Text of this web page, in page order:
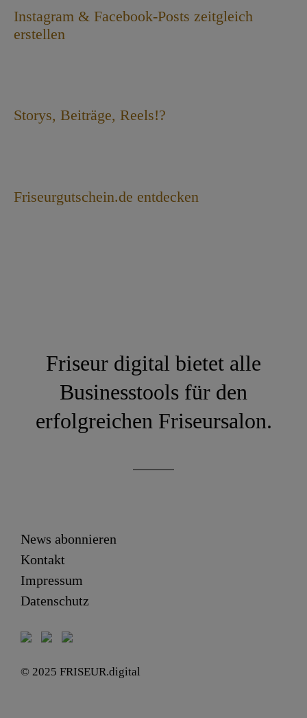
Instagram & Facebook-Posts zeitgleich
erstellen
Storys, Beiträge, Reels!?
Friseurgutschein.de entdecken
Friseur digital bietet alle
Businesstools für den
erfolgreichen Friseursalon.
News abonnieren
Kontakt
Impressum
Datenschutz
© 2025 FRISEUR.digital